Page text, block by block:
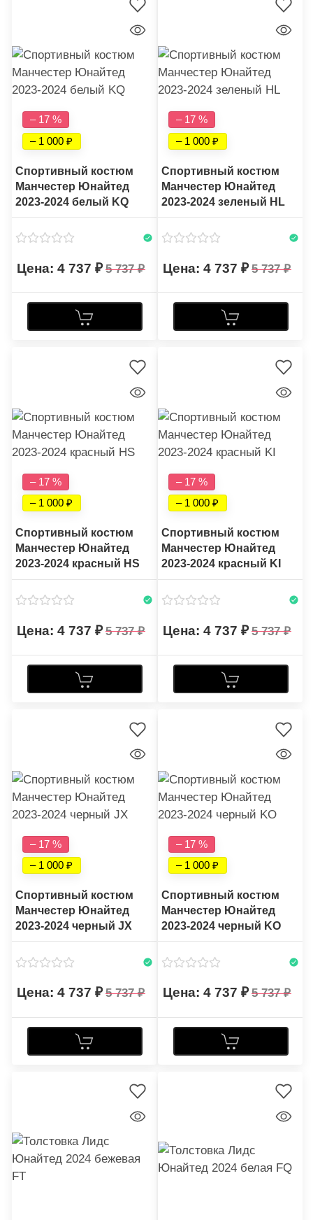
– 17 %
– 1 000
Спортивный костюм
Манчестер Юнайтед
2023-2024 белый KQ
4 737 5 737
– 17 %
– 1 000
Спортивный костюм
Манчестер Юнайтед
2023-2024 зеленый HL
4 737 5 737
– 17 %
– 1 000
Спортивный костюм
Манчестер Юнайтед
2023-2024 красный HS
4 737 5 737
– 17 %
– 1 000
Спортивный костюм
Манчестер Юнайтед
2023-2024 красный KI
4 737 5 737
– 17 %
– 1 000
Спортивный костюм
Манчестер Юнайтед
2023-2024 черный JX
4 737 5 737
– 17 %
– 1 000
Спортивный костюм
Манчестер Юнайтед
2023-2024 черный KO
4 737 5 737